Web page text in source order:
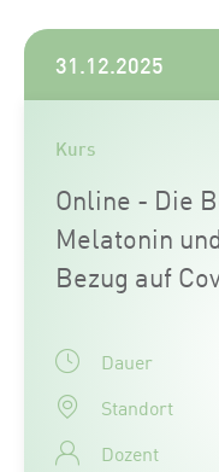
31.12.2025
Kurs
Online - Die
Melatonin
Bezug auf
Dauer
Standort
Dozent